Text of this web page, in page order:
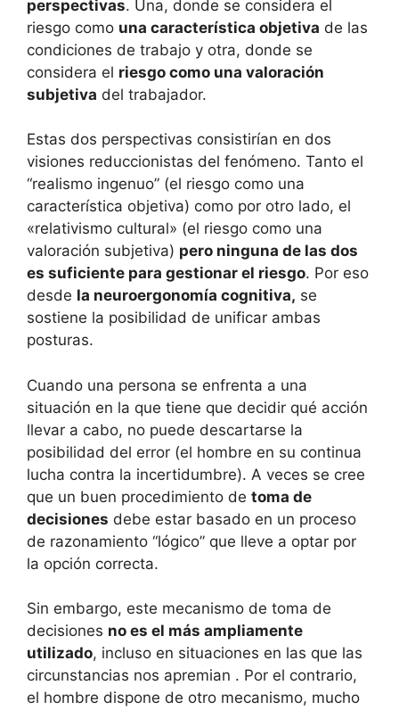
perspectivas. Una, donde se considera el
riesgo como una característica objetiva de las
condiciones de trabajo y otra, donde se
considera el riesgo como una valoración
subjetiva del trabajador.
Estas dos perspectivas consistirían en dos
visiones reduccionistas del fenómeno. Tanto el
“realismo ingenuo” (el riesgo como una
característica objetiva) como por otro lado, el
«relativismo cultural» (el riesgo como una
valoración subjetiva) pero ninguna de las dos
es suficiente para gestionar el riesgo. Por eso
desde la neuroergonomía cognitiva, se
sostiene la posibilidad de unificar ambas
posturas.
Cuando una persona se enfrenta a una
situación en la que tiene que decidir qué acción
llevar a cabo, no puede descartarse la
posibilidad del error (el hombre en su continua
lucha contra la incertidumbre). A veces se cree
que un buen procedimiento de toma de
decisiones debe estar basado en un proceso
de razonamiento “lógico” que lleve a optar por
la opción correcta.
Sin embargo, este mecanismo de toma de
decisiones no es el más ampliamente
utilizado, incluso en situaciones en las que las
circunstancias nos apremian . Por el contrario,
el hombre dispone de otro mecanismo, mucho